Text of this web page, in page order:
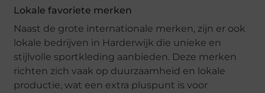
Lokale favoriete merken
Naast de grote internationale merken, zijn er ook
lokale bedrijven in Harderwijk die unieke en
stijlvolle sportkleding aanbieden. Deze merken
richten zich vaak op duurzaamheid en lokale
productie, wat een extra pluspunt is voor